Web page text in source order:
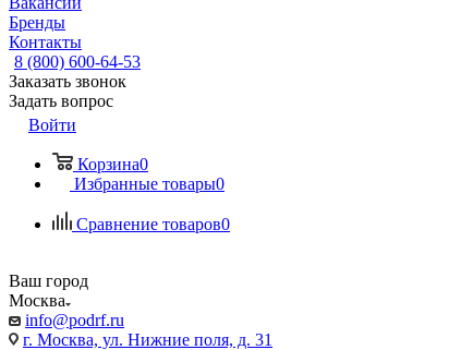
Бренды
Контакты
8 (800) 600-64-53
Заказать звонок
Задать вопрос
Войти
Корзина0
Избранные товары0
Сравнение товаров0
Ваш город
Москва
info@podrf.ru
г. Москва, ул. Нижние поля, д. 31